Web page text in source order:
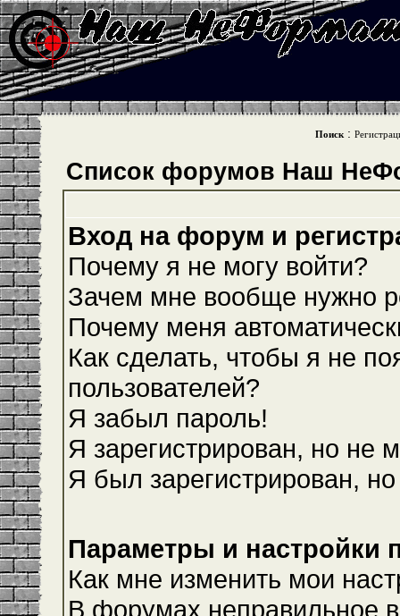
Поиск :
Список форумов Наш
Вход на форум и
Почему я не могу войти?
Зачем мне вообще нужно
Почему меня
Как сделать, чтобы я не
пользователей?
Я забыл пароль!
Я зарегистрирован, но не
Я был зарегистрирован,
Параметры и настройки
Как мне изменить мои
В форумах неправильное